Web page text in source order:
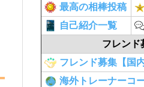
最高の相棒投稿
自己紹介一覧
フレンド
フレンド募集【国
海外トレーナーコ